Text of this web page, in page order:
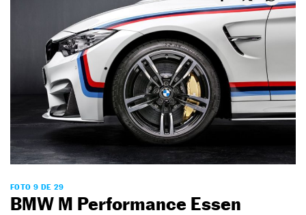
FOTO 9 DE 29
BMW M Performance Essen